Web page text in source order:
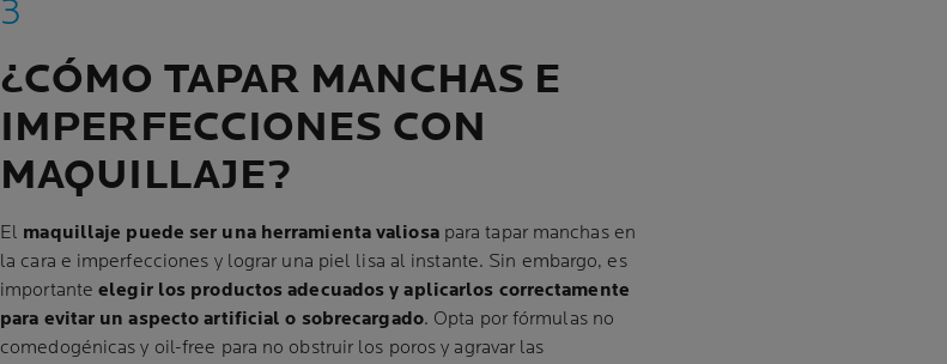
¿CÓMO TAPAR MANCHAS E
IMPERFECCIONES CON
MAQUILLAJE?
El maquillaje puede ser una herramienta valiosapara tapar manchas en
la cara e imperfecciones y lograr una piel lisa al instante. Sin embargo, es
importanteelegir los productos adecuados y aplicarlos correctamente
para evitar un aspecto artificial o sobrecargado. Opta por fórmulas no
comedogénicas y oil-free para no obstruir los poros y agravar las